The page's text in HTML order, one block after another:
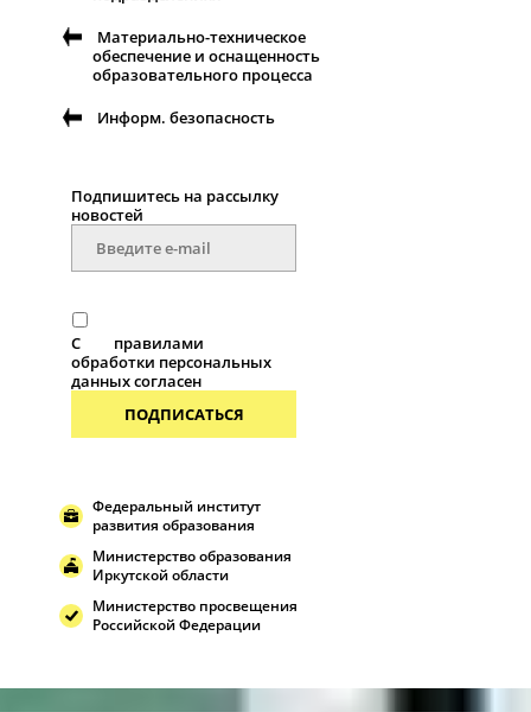
Материально-техническое
обеспечение и оснащенность
образовательного процесса
Информ. безопасность
Подпишитесь на рассылку
новоcтей
С
правилами
обработки персональных
данных согласен
ПОДПИСАТЬСЯ
Федеральный институт
развития образования
Министерство образования
Иркутской области
Министерство просвещения
Российской Федерации